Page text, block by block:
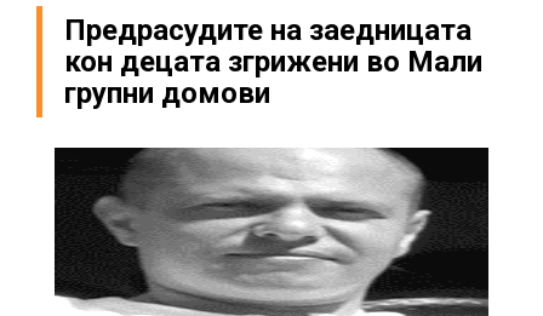
Предрасудите на заедницата
кон децата згрижени во Мали
групни домови